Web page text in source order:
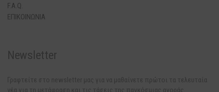
F.A.Q.
ΕΠΙΚΟΙΝΩΝΙΑ
Newsletter